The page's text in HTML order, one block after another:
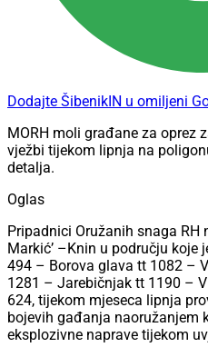
Dodajte ŠibenikIN u omiljeni
MORH moli građane za oprez
vježbi tijekom lipnja na
detalja.
Oglas
Pripadnici Oružanih snaga RH
Markić’ –Knin u području koje
494 – Borova glava tt 1082 –
1281 – Jarebičnjak tt 1190 –
624, tijekom mjeseca lipnja
bojevih gađanja naoružanjem
eksplozivne naprave tijekom